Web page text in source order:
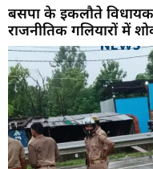
बसपा के इकलौते
राजनीतिक गलियारों में